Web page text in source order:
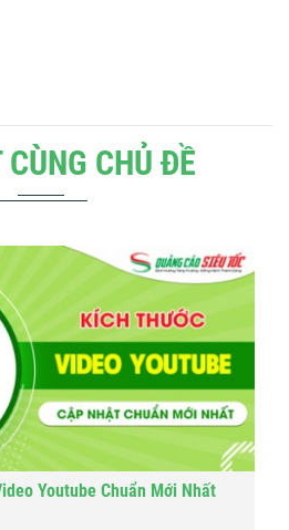
CHỦ ĐỀ
Youtube Chuẩn Mới Nhất